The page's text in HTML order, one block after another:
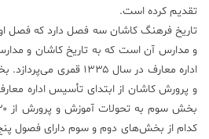
تقدیم کرده است.
تاریخ فرهنگ کاشان سه فصل دارد که فصل
و مدارس آن است که به تاریخ کاشان و
اداره معارف در سال
و پرورش کاشان از ابتدای تأسیس اداره
کدام از بخش‌های دوم و سوم دارای فصول